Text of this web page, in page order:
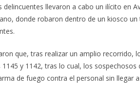
delincuentes llevaron a cabo un ilícito en
donde robaron dentro de un kiosco
que, tras realizar un amplio recorrido,
1145 y 1142, tras lo cual, los
de fuego contra el personal sin llegar